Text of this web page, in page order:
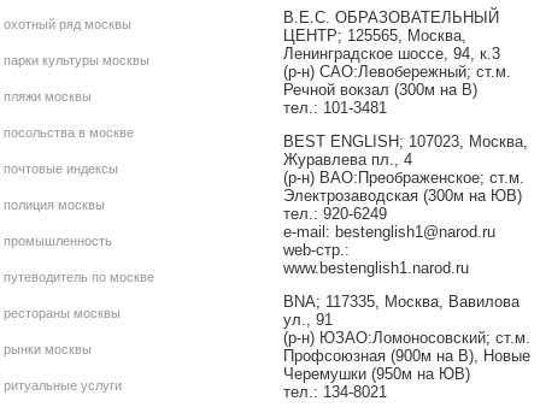
B.E.C. ОБРАЗОВАТЕЛЬНЫЙ
ЦЕНТР; 125565, Москва,
Ленинградское шоссе, 94, к.3
(р-н) САО:Левобережный; ст.м.
Речной вокзал (300м на В)
тел.: 101-3481
BEST ENGLISH; 107023, Москва,
Журавлева пл., 4
(р-н) ВАО:Преображенское; ст.м.
Электрозаводская (300м на ЮВ)
тел.: 920-6249
e-mail: bestenglish1@narod.ru
web-стр.:
www.bestenglish1.narod.ru
BNA; 117335, Москва, Вавилова
ул., 91
(р-н) ЮЗАО:Ломоносовский; ст.м.
Профсоюзная (900м на В), Новые
Черемушки (950м на ЮВ)
тел.: 134-8021
охотный ряд москвы
парки культуры москвы
пляжи москвы
посольства в москве
почтовые индексы
полиция москвы
промышленность
путеводитель по москве
рестораны москвы
рынки москвы
ритуальные услуги